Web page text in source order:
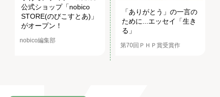
公式ショップ「nobico
STORE(のびこすとあ)」
がオープン！
nobico編集部
「ありがとう」の一言の
ために...エッセイ「生き
る」
第70回ＰＨＰ賞受賞作